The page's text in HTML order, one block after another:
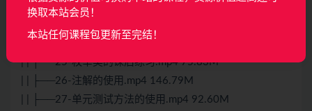
63.34M
| | ├──25-枚举类的课后练习.mp4 75.83M
| | ├──26-注解的使用.mp4 146.79M
| | ├──27-单元测试方法的使用.mp4 92.60M
换取本站会员！
本站任何课程包更新至完结！